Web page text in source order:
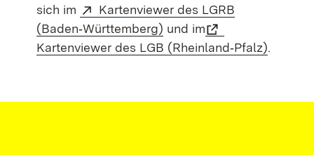
sich im
Kartenviewer des LGRB
(Baden‑Württemberg) und im
Kartenviewer des LGB (Rheinland‑Pfalz).